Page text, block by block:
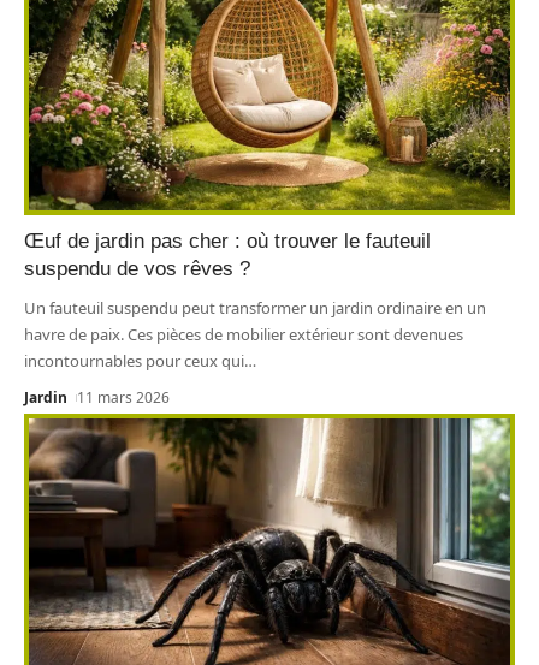
Œuf de jardin pas cher : où trouver le fauteuil
suspendu de vos rêves ?
Un fauteuil suspendu peut transformer un jardin ordinaire en un
havre de paix. Ces pièces de mobilier extérieur sont devenues
incontournables pour ceux qui…
Jardin 11 mars 2026